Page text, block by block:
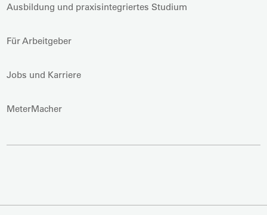
Ausbildung und praxisintegriertes Studium
Für Arbeitgeber
Jobs und Karriere
MeterMacher